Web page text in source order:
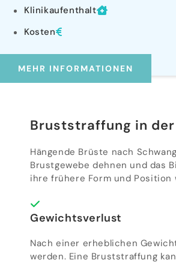
Klinikaufenthalt
Kosten
MEHR INFORMATIONEN
Bruststraffung in der
Hängende Brüste nach
Brustgewebe dehnen und das
ihre frühere Form und Position
Gewichtsverlust
Nach einer erheblichen
werden. Eine Bruststraffung